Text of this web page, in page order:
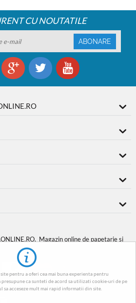
pentru a oferi cea mai buna experienta pentru
ca sunteti de acord sa utilizati cookie-uri de pe
sa acceseze mult mai rapid informatii din site.
CU NOUTATILE
ABONARE
Magazin online de papetarie si
de biroticaBiroticaOnline.ro